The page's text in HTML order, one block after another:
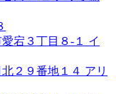
宕３丁目８-１ イ
２９番地１４ アリ